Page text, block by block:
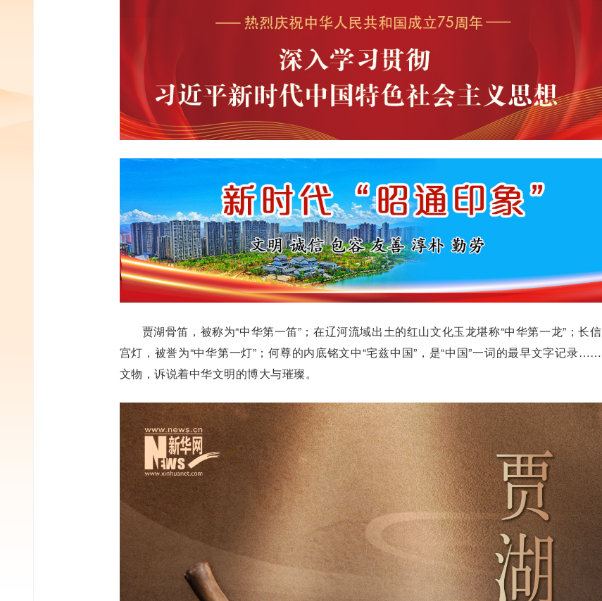
贾湖骨笛，被称为“中华第一笛”；在辽河流域出土的红山文化玉龙堪称“中华第一龙”；长信
宫灯，被誉为“中华第一灯”；何尊的内底铭文中“宅兹中国”，是“中国”一词的最早文字记录……
文物，诉说着中华文明的博大与璀璨。